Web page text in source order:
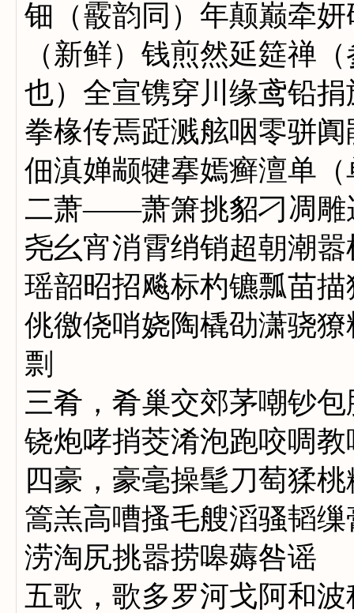
钿（霰韵同）年颠巅牵
（新鲜）钱煎然延筵禅
也）全宣镌穿川缘鸢铅
拳椽传焉跹溅舷咽零骈
佃滇婵颛犍搴嫣癣澶单
二萧——萧箫挑貂刁凋雕
尧幺宵消霄绡销超朝潮
瑶韶昭招飚标杓镳瓢苗
佻徼侥哨娆陶橇劭潇骁
剽
三肴，肴巢交郊茅嘲钞
铙炮哮捎茭淆泡跑咬啁
四豪，豪毫操髦刀萄猱
篙羔高嘈搔毛艘滔骚韬
涝淘尻挑嚣捞嗥薅咎谣
五歌，歌多罗河戈阿和